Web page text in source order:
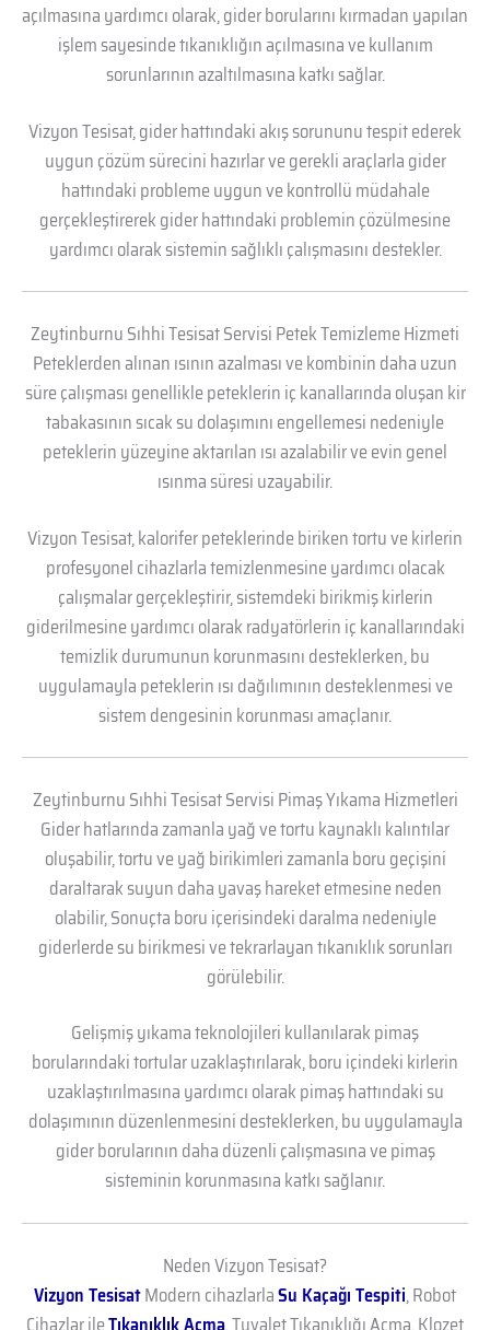
açılmasına yardımcı olarak, gider borularını kırmadan yapılan
işlem sayesinde tıkanıklığın açılmasına ve kullanım
sorunlarının azaltılmasına katkı sağlar.
Vizyon Tesisat, gider hattındaki akış sorununu tespit ederek
uygun çözüm sürecini hazırlar ve gerekli araçlarla gider
hattındaki probleme uygun ve kontrollü müdahale
gerçekleştirerek gider hattındaki problemin çözülmesine
yardımcı olarak sistemin sağlıklı çalışmasını destekler.
Zeytinburnu Sıhhi Tesisat Servisi Petek Temizleme Hizmeti
Peteklerden alınan ısının azalması ve kombinin daha uzun
süre çalışması genellikle peteklerin iç kanallarında oluşan kir
tabakasının sıcak su dolaşımını engellemesi nedeniyle
peteklerin yüzeyine aktarılan ısı azalabilir ve evin genel
ısınma süresi uzayabilir.
Vizyon Tesisat, kalorifer peteklerinde biriken tortu ve kirlerin
profesyonel cihazlarla temizlenmesine yardımcı olacak
çalışmalar gerçekleştirir, sistemdeki birikmiş kirlerin
giderilmesine yardımcı olarak radyatörlerin iç kanallarındaki
temizlik durumunun korunmasını desteklerken, bu
uygulamayla peteklerin ısı dağılımının desteklenmesi ve
sistem dengesinin korunması amaçlanır.
Zeytinburnu Sıhhi Tesisat Servisi Pimaş Yıkama Hizmetleri
Gider hatlarında zamanla yağ ve tortu kaynaklı kalıntılar
oluşabilir, tortu ve yağ birikimleri zamanla boru geçişini
daraltarak suyun daha yavaş hareket etmesine neden
olabilir, Sonuçta boru içerisindeki daralma nedeniyle
giderlerde su birikmesi ve tekrarlayan tıkanıklık sorunları
görülebilir.
Gelişmiş yıkama teknolojileri kullanılarak pimaş
borularındaki tortular uzaklaştırılarak, boru içindeki kirlerin
uzaklaştırılmasına yardımcı olarak pimaş hattındaki su
dolaşımının düzenlenmesini desteklerken, bu uygulamayla
gider borularının daha düzenli çalışmasına ve pimaş
sisteminin korunmasına katkı sağlanır.
Neden Vizyon Tesisat?
Vizyon TesisatModern cihazlarlaSu Kaçağı Tespiti, Robot
Cihazlar ileTıkanıklık Açma , Tuvalet Tıkanıklığı Açma, Klozet